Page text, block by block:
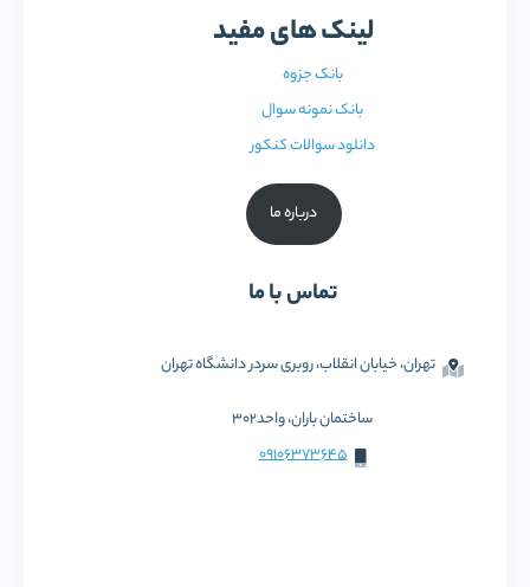
لینک های مفید
بانک جزوه
بانک نمونه سوال
دانلود سوالات کنکور
درباره ما
تماس با ما
تهران، خیابان انقلاب، روبری سردر دانشگاه تهران
ساختمان باران، واحد302
09106373645